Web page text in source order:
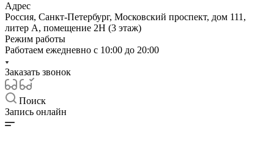
Адрес
Россия, Санкт-Петербург, Московский проспект, дом 111,
литер А, помещение 2Н (3 этаж)
Режим работы
Работаем ежедневно с 10:00 до 20:00
Заказать звонок
Поиск
Запись онлайн